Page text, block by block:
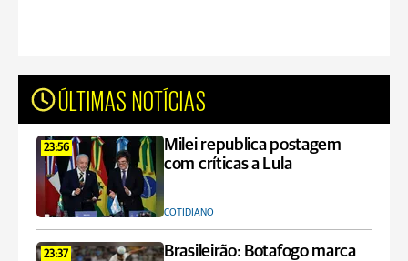
ÚLTIMAS NOTÍCIAS
23:56
Milei republica postagem
com críticas a Lula
COTIDIANO
23:37
Brasileirão: Botafogo marca